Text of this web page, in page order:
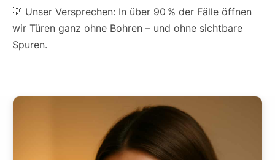
💡 Unser Versprechen: In über 90 % der Fälle öffnen
wir Türen ganz ohne Bohren – und ohne sichtbare
Spuren.